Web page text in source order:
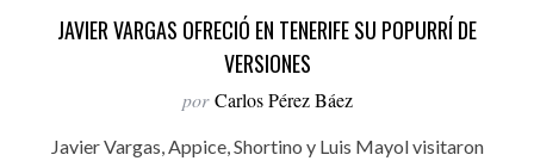
JAVIER VARGAS OFRECIÓ EN TENERIFE SU POPURRÍ DE
VERSIONES
por Carlos Pérez Báez
Javier Vargas, Appice, Shortino y Luis Mayol visitaron